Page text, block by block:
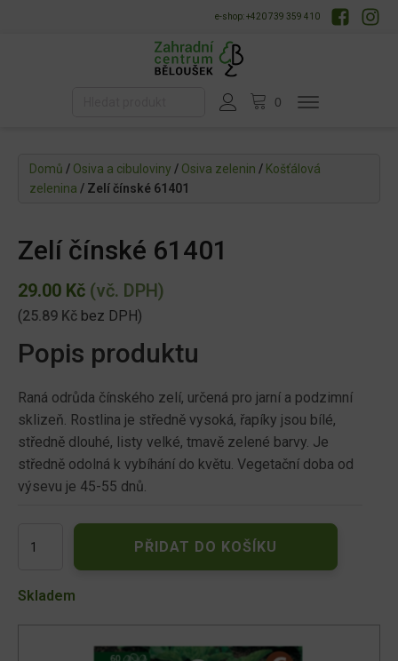
e-shop: +420 739 359 410
Domů / Osiva a cibuloviny / Osiva zelenin / Košťálová
zelenina / Zelí čínské 61401
Zelí čínské 61401
29.00 Kč (vč. DPH)
(25.89 Kč bez DPH)
Popis produktu
Raná odrůda čínského zelí, určená pro jarní a podzimní
sklizeň. Rostlina je středně vysoká, řapíky jsou bílé,
středně dlouhé, listy velké, tmavě zelené barvy. Je
středně odolná k vybíhání do květu. Vegetační doba od
výsevu je 45-55 dnů.
čínské
množství
PŘIDAT DO KOŠÍKU
Skladem